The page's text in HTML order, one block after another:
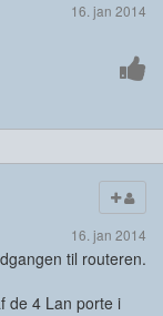
16. jan 2014
16. jan 2014
til routeren.
de 4 Lan porte i